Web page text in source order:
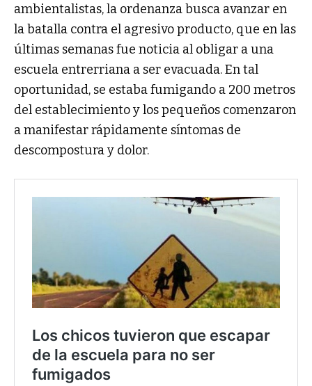
ambientalistas, la ordenanza busca avanzar en
la batalla contra el agresivo producto, que en las
últimas semanas fue noticia al obligar a una
escuela entrerriana a ser evacuada. En tal
oportunidad, se estaba fumigando a 200 metros
del establecimiento y los pequeños comenzaron
a manifestar rápidamente síntomas de
descompostura y dolor.